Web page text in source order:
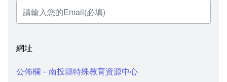
網址
公佈欄－南投縣特殊教育資源中心